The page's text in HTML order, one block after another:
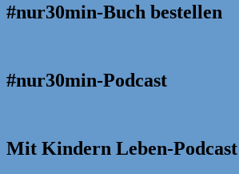
#nur30min-Buch bestellen
#nur30min-Podcast
Mit Kindern Leben-Podcast